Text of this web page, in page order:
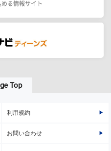
る情報サイト
Top
利用規約
お問い合わせ